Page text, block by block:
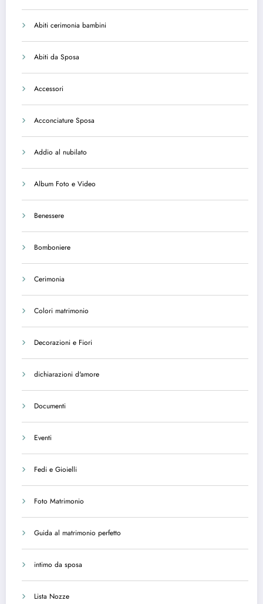
Abiti cerimonia bambini
Abiti da Sposa
Accessori
Acconciature Sposa
Addio al nubilato
Album Foto e Video
Benessere
Bomboniere
Cerimonia
Colori matrimonio
Decorazioni e Fiori
dichiarazioni d'amore
Documenti
Eventi
Fedi e Gioielli
Foto Matrimonio
Guida al matrimonio perfetto
intimo da sposa
Lista Nozze